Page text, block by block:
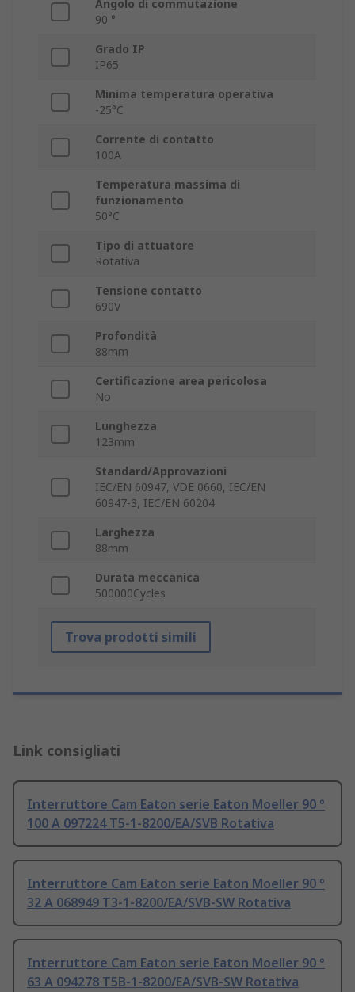
Angolo di commutazione
90 °
Grado IP
IP65
Minima temperatura operativa
-25°C
Corrente di contatto
100A
Temperatura massima di
funzionamento
50°C
Tipo di attuatore
Rotativa
Tensione contatto
690V
Profondità
88mm
Certificazione area pericolosa
No
Lunghezza
123mm
Standard/Approvazioni
IEC/EN 60947, VDE 0660, IEC/EN
60947-3, IEC/EN 60204
Larghezza
88mm
Durata meccanica
500000Cycles
Trova prodotti simili
Link consigliati
Interruttore Cam Eaton serie Eaton Moeller 90 °
100 A 097224 T5-1-8200/EA/SVB Rotativa
Interruttore Cam Eaton serie Eaton Moeller 90 °
32 A 068949 T3-1-8200/EA/SVB-SW Rotativa
Interruttore Cam Eaton serie Eaton Moeller 90 °
63 A 094278 T5B-1-8200/EA/SVB-SW Rotativa